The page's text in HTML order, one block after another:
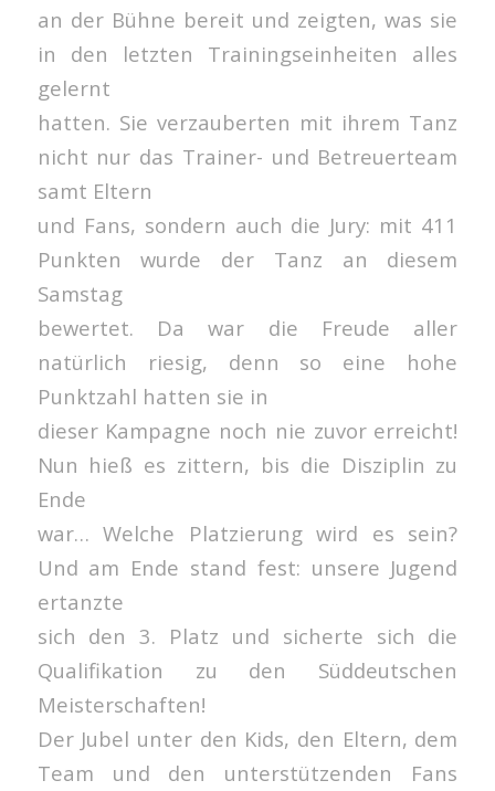
an der Bühne bereit und zeigten, was sie
in den letzten Trainingseinheiten alles
gelernt
hatten. Sie verzauberten mit ihrem Tanz
nicht nur das Trainer- und Betreuerteam
samt Eltern
und Fans, sondern auch die Jury: mit 411
Punkten wurde der Tanz an diesem
Samstag
bewertet. Da war die Freude aller
natürlich riesig, denn so eine hohe
Punktzahl hatten sie in
dieser Kampagne noch nie zuvor erreicht!
Nun hieß es zittern, bis die Disziplin zu
Ende
war… Welche Platzierung wird es sein?
Und am Ende stand fest: unsere Jugend
ertanzte
sich den 3. Platz und sicherte sich die
Qualifikation zu den Süddeutschen
Meisterschaften!
Der Jubel unter den Kids, den Eltern, dem
Team und den unterstützenden Fans